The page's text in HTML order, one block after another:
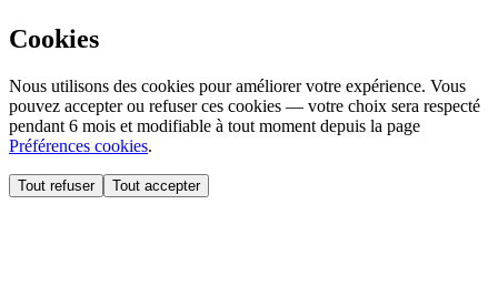
Cookies
Nous utilisons des cookies pour améliorer votre expérience. Vous
pouvez accepter ou refuser ces cookies — votre choix sera respecté
pendant 6 mois et modifiable à tout moment depuis la page
Préférences cookies.
Tout refuser Tout accepter